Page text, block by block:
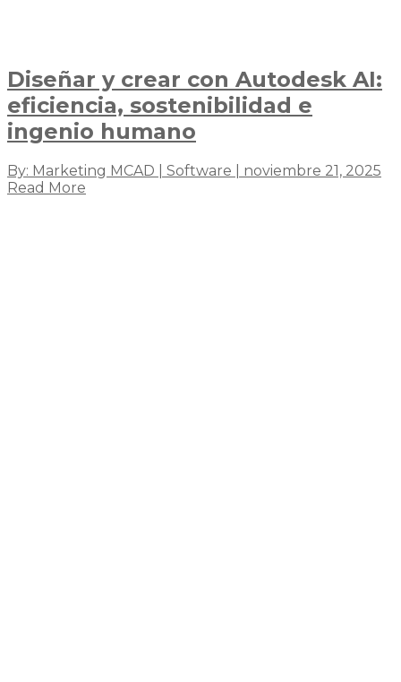
Diseñar y crear con Autodesk AI:
eficiencia, sostenibilidad e
ingenio humano
By: Marketing MCAD | Software | noviembre 21, 2025
Read More